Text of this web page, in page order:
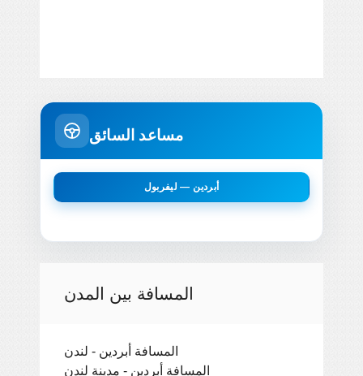
مساعد السائق
أبردين — ليفربول
المسافة بين المدن
المسافة أبردين - لندن
المسافة أبردين - مدينة لندن